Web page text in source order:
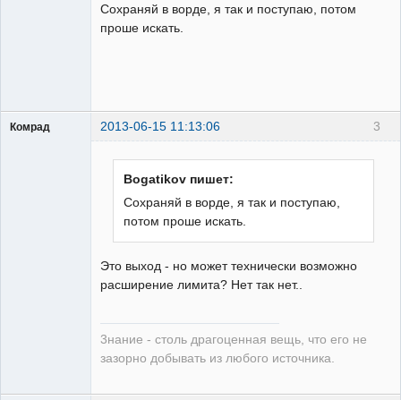
Сохраняй в ворде, я так и поступаю, потом
проше искать.
3
Комрад 2013-06-15 11:13:06
Bogatikov пишет:
Сохраняй в ворде, я так и поступаю,
потом проше искать.
Это выход - но может технически возможно
расширение лимита? Нет так нет..
3нание - столь драгоценная вещь, что его не
зазорно добывать из любого источника.